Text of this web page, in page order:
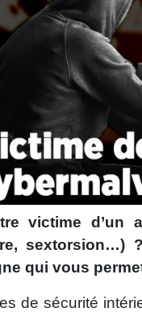
victime d’un
sextorsion…)
qui vous
de sécurité